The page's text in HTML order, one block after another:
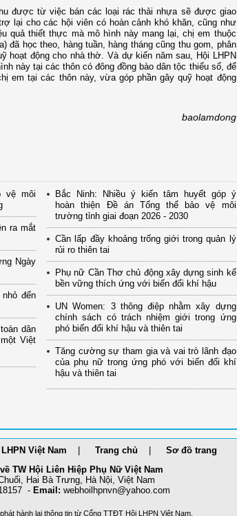
được từ việc bán các loại rác thải nhựa sẽ được giao
lại cho các hội viên có hoàn cảnh khó khăn, cũng như
quả thiết thực mà mô hình này mang lại, chị em thuộc
đã học theo, hàng tuần, hàng tháng cũng thu gom, phân
hoạt động cho nhà thờ. Và dự kiến năm sau, Hội LHPN
này tại các thôn có đông đồng bào dân tộc thiểu số, để
em tại các thôn này, vừa góp phần gây quỹ hoạt động
baolamdong
vệ môi
ra mắt
Ngày
đến
dân
Việt
Bắc Ninh: Nhiều ý kiến tâm huyết góp ý
hoàn thiện Đề án Tổng thể bảo vệ môi
trường tỉnh giai đoạn 2026 - 2030
Cần lấp đầy khoảng trống giới trong quản lý
rủi ro thiên tai
Phụ nữ Cần Thơ chủ động xây dựng sinh kế
bền vững thích ứng với biến đổi khí hậu
UN Women: 3 thông điệp nhằm xây dựng
chính sách có trách nhiệm giới trong ứng
phó biến đổi khí hậu và thiên tai
Tăng cường sự tham gia và vai trò lãnh đạo
của phụ nữ trong ứng phó với biến đổi khí
hậu và thiên tai
Việt Nam Trang chủ
Sơ đồ trang
TW Hội Liên Hiệp Phụ Nữ Việt Nam
Hai Bà Trưng, Hà Nội, Việt Nam
- Email: webhoilhpnvn@yahoo.com
hành lại thông tin từ Cổng TTÐT Hội LHPN Việt Nam.